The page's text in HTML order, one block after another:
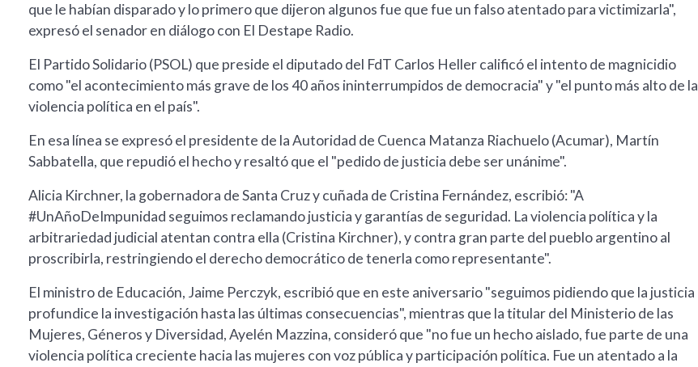
que le habían disparado y lo primero que dijeron algunos fue que fue un falso atentado para victimizarla",
expresó el senador en diálogo con El Destape Radio.
El Partido Solidario (PSOL) que preside el diputado del FdT Carlos Heller calificó el intento de magnicidio
como "el acontecimiento más grave de los 40 años ininterrumpidos de democracia" y "el punto más alto de la
violencia política en el país".
En esa línea se expresó el presidente de la Autoridad de Cuenca Matanza Riachuelo (Acumar), Martín
Sabbatella, que repudió el hecho y resaltó que el "pedido de justicia debe ser unánime".
Alicia Kirchner, la gobernadora de Santa Cruz y cuñada de Cristina Fernández, escribió: "A
#UnAñoDeImpunidad seguimos reclamando justicia y garantías de seguridad. La violencia política y la
arbitrariedad judicial atentan contra ella (Cristina Kirchner), y contra gran parte del pueblo argentino al
proscribirla, restringiendo el derecho democrático de tenerla como representante".
El ministro de Educación, Jaime Perczyk, escribió que en este aniversario "seguimos pidiendo que la justicia
profundice la investigación hasta las últimas consecuencias", mientras que la titular del Ministerio de las
Mujeres, Géneros y Diversidad, Ayelén Mazzina, consideró que "no fue un hecho aislado, fue parte de una
violencia política creciente hacia las mujeres con voz pública y participación política. Fue un atentado a la